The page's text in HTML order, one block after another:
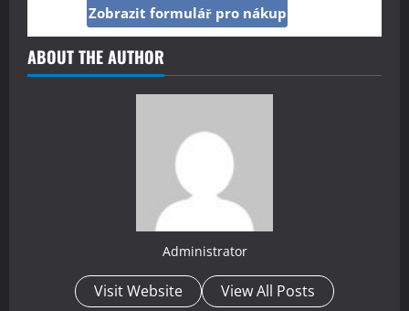
Zobrazit formulář pro nákup
ABOUT THE AUTHOR
Administrator
Visit Website View All Posts